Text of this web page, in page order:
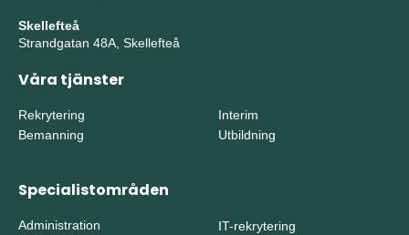
Skellefteå
Strandgatan 48A, Skellefteå
Våra tjänster
Rekrytering
Bemanning
Interim
Utbildning
Specialistområden
Administration
IT-rekrytering